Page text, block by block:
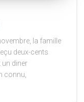
la famille
deux-cents
diner
connu,